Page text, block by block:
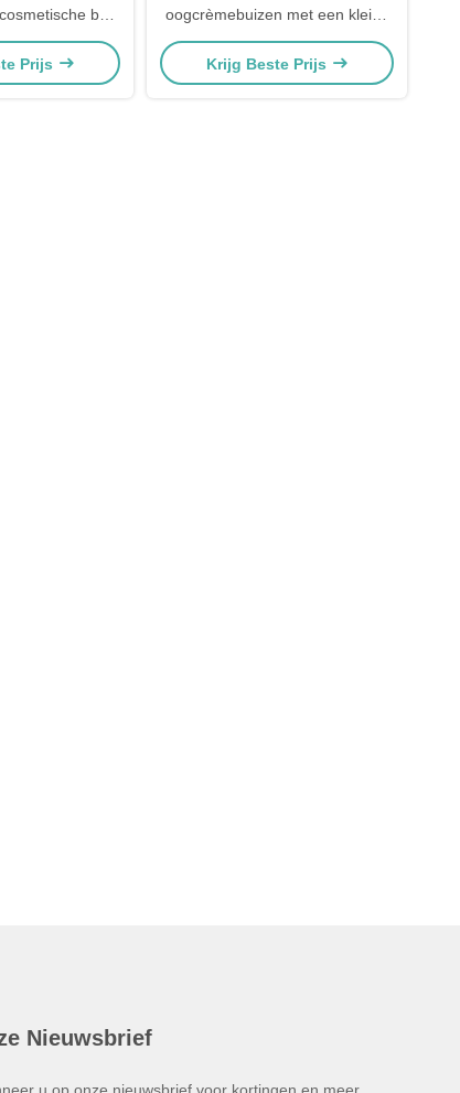
buis
Prijs
oogcrèmebuizen met een kleine
diameter
Krijg Beste Prijs
Nieuwsbrief